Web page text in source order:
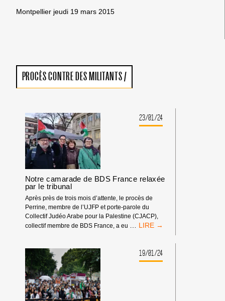
Montpellier jeudi 19 mars 2015
PROCÈS CONTRE DES MILITANTS/
23/01/24
Notre camarade de BDS France relaxée
par le tribunal
Après près de trois mois d’attente, le procès de
Perrine, membre de l’UJFP et porte-parole du
Collectif Judéo Arabe pour la Palestine (CJACP),
collectif membre de BDS France, a eu … NOTRE
BDS
FRANCE
19/01/24